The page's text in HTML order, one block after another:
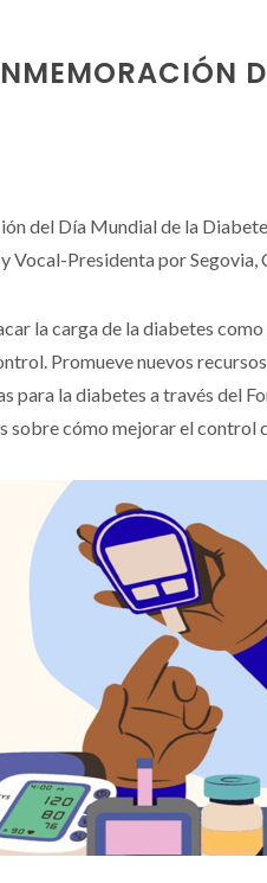
del Día Mundial de la
Presidenta por Segovia,
la carga de la diabetes
Promueve nuevos
la diabetes a través del
cómo mejorar el control